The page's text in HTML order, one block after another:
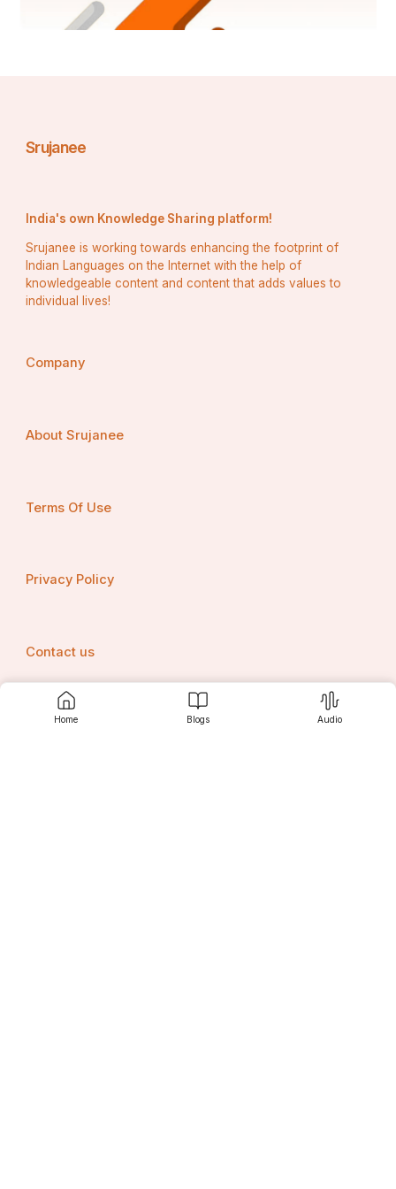
Home Blogs Audio
କୃତା ପ୍ରତିଷ୍ଠା ଭୋ ବିପ୍ରାଃ ଶୋଭନେ ଗୁରୁବାସରେ ।।
ତସ୍ୟାମଭ୍ୟର୍ଚନଂ ବିଷ୍ଣୋଃ କୋଟିଜନ୍ମାଘନାଶନମ୍ ।। ”
ସ୍ୱୟଂ ବ୍ରହ୍ମା ବୈଶାଖ ମାସର ପୁଷ୍ୟାଯୋଗଯୁକ୍ତ ଶୁକ୍ଳ
ପକ୍ଷ ଅଷ୍ଟମୀ ତିଥି ଗୁରୁବାରରେ ଶ୍ରୀମନ୍ଦିର ପ୍ରତିଷ୍ଠା
କାର୍ଯ୍ୟ ସମ୍ପାଦନ କଲେ । ସେହି ହେତୁ ଏଇ ଦିବସଟି
ଅକ୍ଷୟ ଫଳ ମିଳିଥାଏ। ଯେଉଁ ମନୁଷ୍ୟ ଏହି ଦିବସରେ ଭକ୍ତି
କୁର୍ଯ୍ୟାଦୁତ୍ସବମେତସ୍ୟ ନୀଳଶୈଳସ୍ୟ ଭୂପତେ।
ତତ୍ ପୂର୍ବଦିନତଃ କୁମ୍ଭୋତ୍କରସ୍ୟ ଜଳପୂରଣମ୍।। 118।।
Srujanee
India's own Knowledge Sharing platform!
Srujanee is working towards enhancing the footprint of
Indian Languages on the Internet with the help of
knowledgeable content and content that adds values to
individual lives!
Company
About Srujanee
Terms Of Use
Privacy Policy
Contact us